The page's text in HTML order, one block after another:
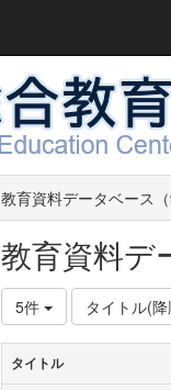
教育資料データベース
教育資料デ
5件 タイトル(
タイトル